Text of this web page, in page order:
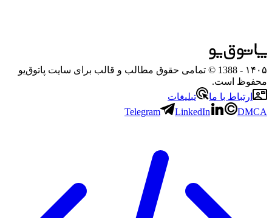
۱۴۰۵
- 1388 © تمامی حقوق مطالب و قالب برای سایت پاتوق‌یو
محفوظ است.
ارتباط با ما
تبلیغات
Telegram
LinkedIn DMCA